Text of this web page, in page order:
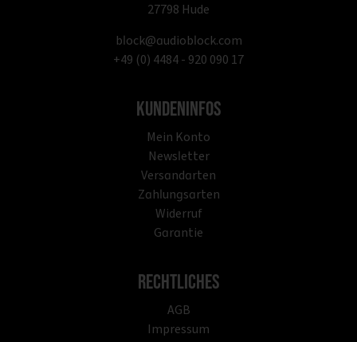
27798 Hude
block@audioblock.com
+49 (0) 4484 - 920 090 17
Kundeninfos
Mein Konto
Newsletter
Versandarten
Zahlungsarten
Widerruf
Garantie
Rechtliches
AGB
Impressum